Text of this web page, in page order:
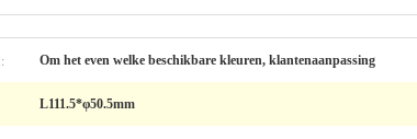
Om het even welke beschikbare kleuren, klantenaanpassing
L111.5*φ50.5mm